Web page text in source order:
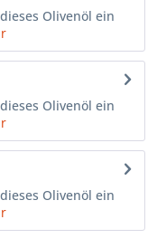
Olivenöl ein
Olivenöl ein
Olivenöl ein